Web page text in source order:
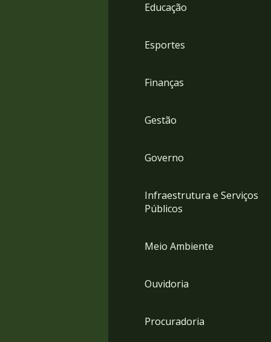
Educação
Esportes
Finanças
Gestão
Governo
Infraestrutura e Serviços
Públicos
Meio Ambiente
Ouvidoria
Procuradoria